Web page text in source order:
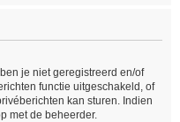
je niet geregistreerd en/of
functie uitgeschakeld, of
kan sturen. Indien
met de beheerder.